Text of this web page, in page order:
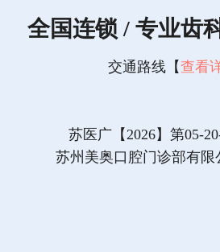
全国连锁 / 专业齿
交通路线【查看
苏医广【2026】第05-
苏州美奥口腔门诊部有限